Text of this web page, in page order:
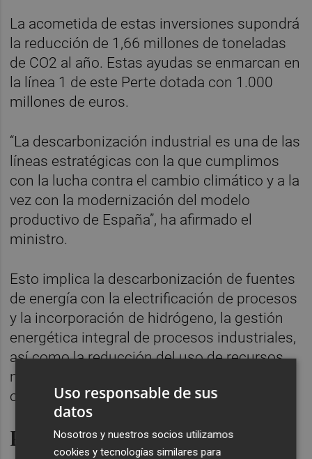
La acometida de estas inversiones supondrá
la reducción de 1,66 millones de toneladas
de CO2 al año. Estas ayudas se enmarcan en
la línea 1 de este Perte dotada con 1.000
millones de euros.
“La descarbonización industrial es una de las
líneas estratégicas con la que cumplimos
con la lucha contra el cambio climático y a la
vez con la modernización del modelo
productivo de España”, ha afirmado el
ministro.
Esto implica la descarbonización de fuentes
de energía con la electrificación de procesos
y la incorporación de hidrógeno, la gestión
energética integral de procesos industriales,
así como la reducción del uso de recursos
naturales o la captura de carbono, entre
otras líneas de actuación.
Planta de biomasa en Mahou
Uso responsable de sus
datos
Nosotros y nuestros socios utilizamos
cookies y tecnologías similares para